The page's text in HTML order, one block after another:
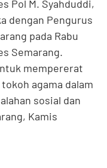
Pol M. Syahduddi,
dengan Pengurus
pada Rabu
Semarang.
mempererat
agama dalam
sosial dan
Kamis